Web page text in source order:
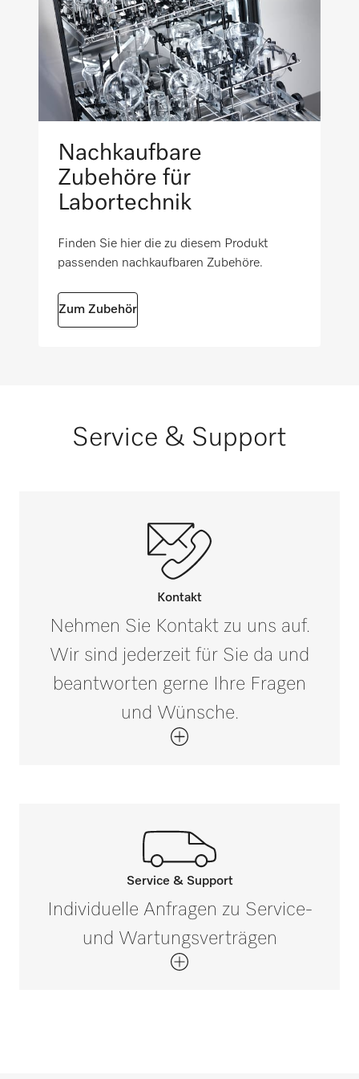
Nachkaufbare
Zubehöre für
Labortechnik
Finden Sie hier die zu diesem Produkt
passenden nachkaufbaren Zubehöre.
Zum Zubehör
Service & Support
Kontakt
Nehmen Sie Kontakt zu uns auf.
Wir sind jederzeit für Sie da und
beantworten gerne Ihre Fragen
und Wünsche.
Ihr persönlicher
Ansprechpartner
ist nur einen Klick entfernt!
Service & Support
Individuelle Anfragen zu Service-
und Wartungsverträgen